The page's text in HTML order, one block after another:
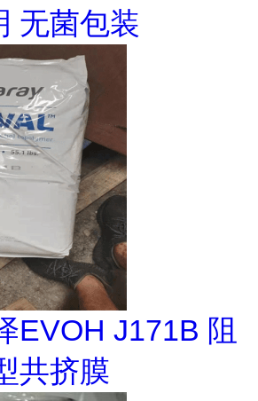
无菌包装
EVOH J171B 阻
共挤膜